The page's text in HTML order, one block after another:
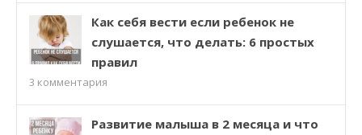
Как себя вести если ребенок не
слушается, что делать: 6 простых
правил
3 комментария
Развитие малыша в 2 месяца и что